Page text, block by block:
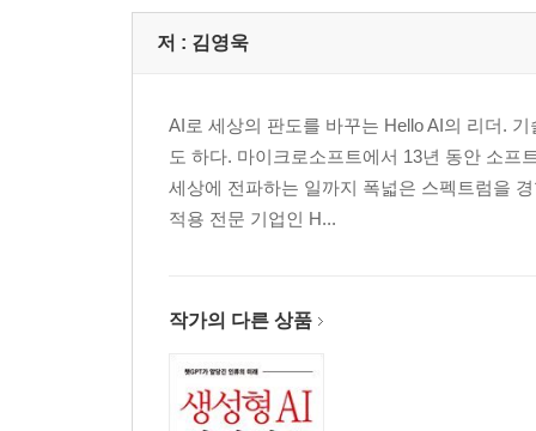
CHAPTER 03 두근두근 첫 번째 바이브 코딩: 숫자
_첫 도전을 위한 폴더와 파일 만들기
_오류를 넘어 첫 번째 바이브 코딩 완성하기
[PART 02 실생활을 바꾸는 AI 코딩 프로젝트]
CHAPTER 04 코딩을 몰라도 괜찮아, 바이브 코딩
_3단계: 실행하기 - 두려움 없이 재생 버튼을 누르기
_5단계: 확장하기 - 전문가처럼 다듬어 볼까?
저 : 김영욱
AI로 세상의 판도를 바꾸는 Hello AI의 리더.
도 하다. 마이크로소프트에서 13년 동안 소프
세상에 전파하는 일까지 폭넓은 스펙트럼을
적용 전문 기업인 H...
작가의 다른 상품